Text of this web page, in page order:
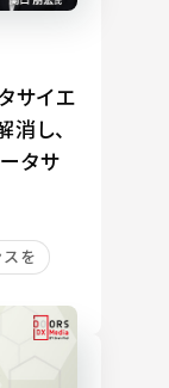
サイエ
し、
タサ
を